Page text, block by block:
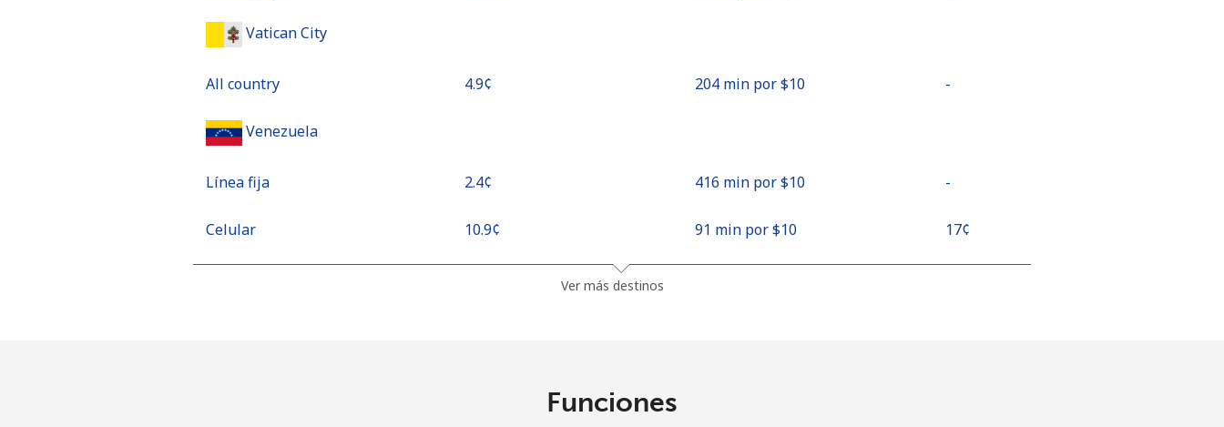
Vatican City
All country ⁦4.9¢⁩ 204 min por ⁦$10⁩ -
Venezuela
Línea fija ⁦2.4¢⁩ 416 min por ⁦$10⁩ -
Celular ⁦10.9¢⁩ 91 min por ⁦$10⁩ ⁦17¢⁩
Ver más destinos
Funciones